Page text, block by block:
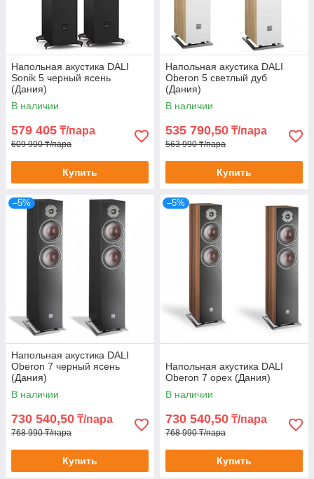
Напольная акустика DALI
Sonik 5 черный ясень
(Дания)
В наличии
579 405 ₸/пара
609 900 ₸/пара
Купить
Напольная акустика DALI
Oberon 5 светлый дуб
(Дания)
В наличии
535 790,50 ₸/пара
563 990 ₸/пара
Купить
–5%
Напольная акустика DALI
Oberon 7 черный ясень
(Дания)
В наличии
730 540,50 ₸/пара
768 990 ₸/пара
Купить
–5%
Напольная акустика DALI
Oberon 7 орех (Дания)
В наличии
730 540,50 ₸/пара
768 990 ₸/пара
Купить